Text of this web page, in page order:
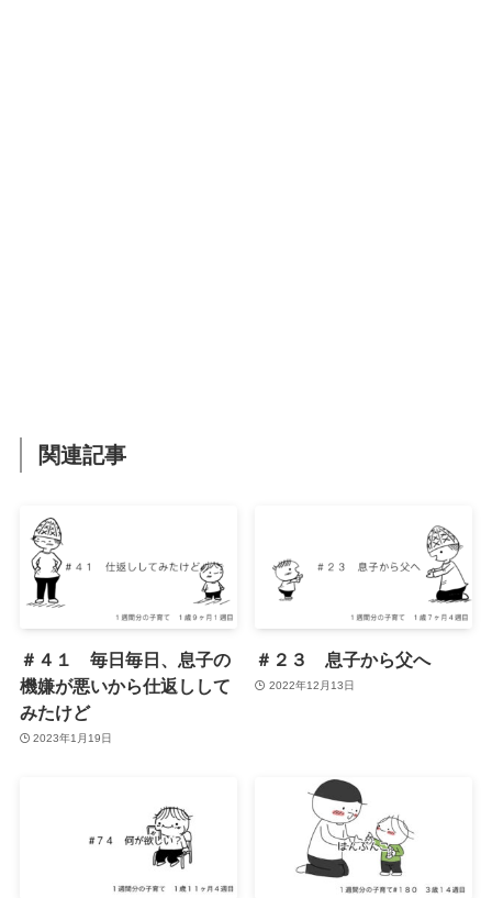
関連記事
＃４１ 毎日毎日、息子の
機嫌が悪いから仕返しして
みたけど
2023年1月19日
＃２３ 息子から父へ
2022年12月13日